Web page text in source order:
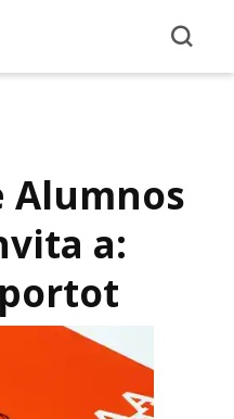
Alumnos
a: